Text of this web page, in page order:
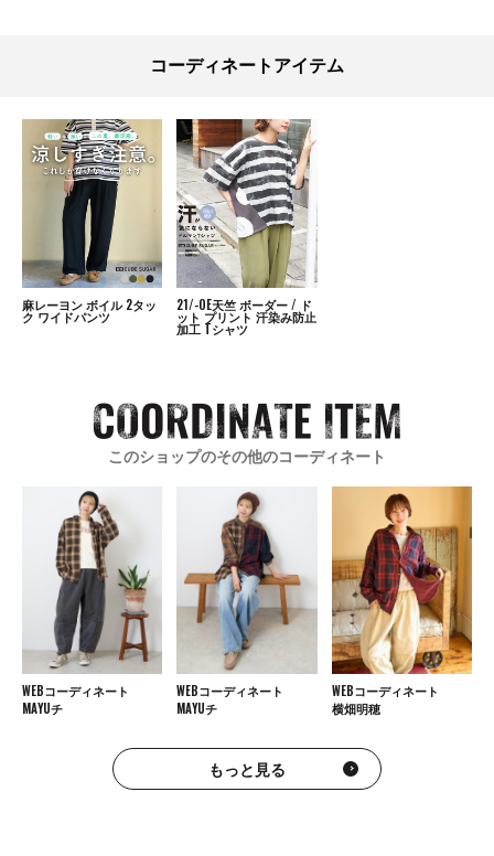
コーディネートアイテム
麻レーヨン ボイル 2タッ
ク ワイドパンツ
21/-OE天竺 ボーダー / ド
ット プリント 汗染み防止
加工 Tシャツ
このショップのその他のコーディネート
WEBコーディネート
MAYUチ
WEBコーディネート
MAYUチ
WEBコーディネート
横畑明穂
もっと見る